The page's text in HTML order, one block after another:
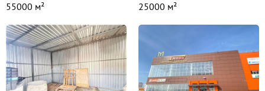
55000 м²
25000 м²